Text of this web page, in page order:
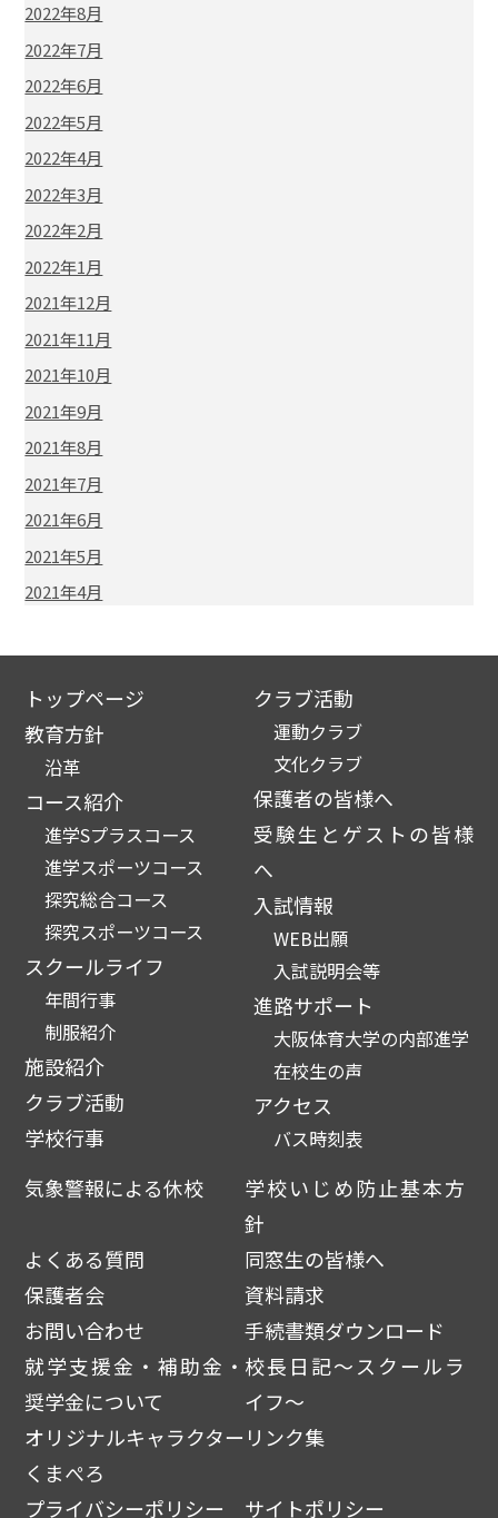
2022年8月
2022年7月
2022年6月
2022年5月
2022年4月
2022年3月
2022年2月
2022年1月
2021年12月
2021年11月
2021年10月
2021年9月
2021年8月
2021年7月
2021年6月
2021年5月
2021年4月
トップページ
教育方針
沿革
コース紹介
進学Sプラスコース
進学スポーツコース
探究総合コース
探究スポーツコース
スクールライフ
年間行事
制服紹介
施設紹介
クラブ活動
学校行事
クラブ活動
運動クラブ
文化クラブ
保護者の皆様へ
受験生とゲストの皆様
へ
入試情報
WEB出願
入試説明会等
進路サポート
大阪体育大学の内部進学
在校生の声
アクセス
バス時刻表
気象警報による休校
学校いじめ防止基本方
針
よくある質問
同窓生の皆様へ
保護者会
資料請求
お問い合わせ
手続書類ダウンロード
就学支援金・補助金・
奨学金について
校長日記～スクールラ
イフ～
オリジナルキャラクター
くまぺろ
リンク集
プライバシーポリシー サイトポリシー